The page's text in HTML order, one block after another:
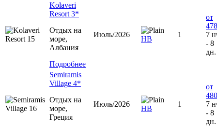
Kolaveri
Resort 3*
Отдых на
море,
Албания
Подробнее
Июль/2026
НВ
1
от
7
- 8
дн.
Semiramis
Village 4*
Отдых на
море,
Греция
Июль/2026
HB
1
от
7
- 8
дн.